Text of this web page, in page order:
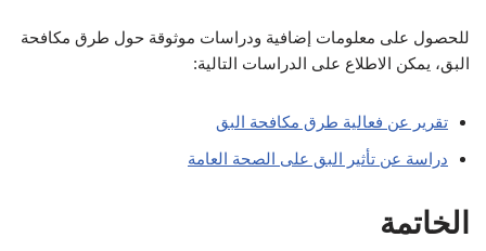
للحصول على معلومات إضافية ودراسات موثوقة حول طرق مكافحة
البق، يمكن الاطلاع على الدراسات التالية:
تقرير عن فعالية طرق مكافحة البق
دراسة عن تأثير البق على الصحة العامة
الخاتمة